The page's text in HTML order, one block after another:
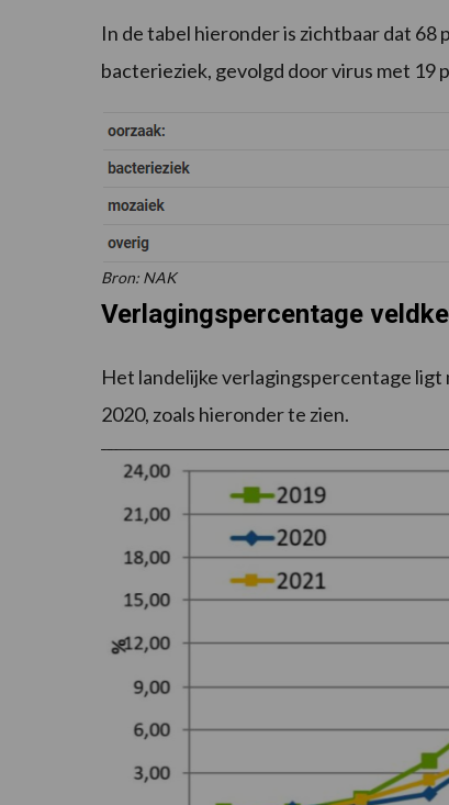
In de tabel hieronder is zichtbaar dat
bacterieziek, gevolgd door virus met 19
Bron: NAK
Verlagingspercentag​e
Het landelijke verlagingspercentage
2020, zoals hieronder te zien.